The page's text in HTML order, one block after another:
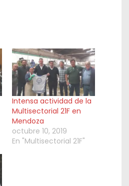
Intensa actividad de la
Multisectorial 21F en
Mendoza
octubre 10, 2019
En "Multisectorial 21F"